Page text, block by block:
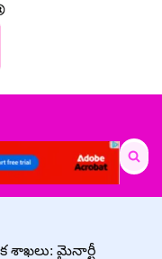
Search
for:
శాఖలు: మైనార్టీ